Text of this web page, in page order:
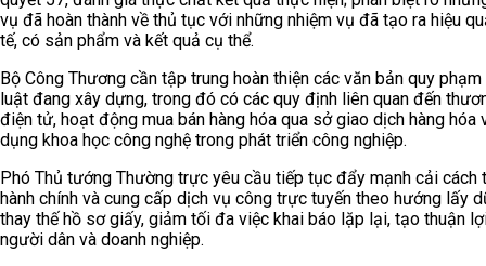
vụ đã hoàn thành về thủ tục với những nhiệm vụ đã tạo ra hiệu
tế, có sản phẩm và kết quả cụ thể.
Bộ Công Thương cần tập trung hoàn thiện các văn bản quy phạm
luật đang xây dựng, trong đó có các quy định liên quan đến
điện tử, hoạt động mua bán hàng hóa qua sở giao dịch hàng hóa
dụng khoa học công nghệ trong phát triển công nghiệp.
Phó Thủ tướng Thường trực yêu cầu tiếp tục đẩy mạnh cải cách
hành chính và cung cấp dịch vụ công trực tuyến theo hướng lấy
thay thế hồ sơ giấy, giảm tối đa việc khai báo lặp lại, tạo thuận
người dân và doanh nghiệp.